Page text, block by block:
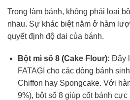
Trong làm bánh, không phải loại
nhau. Sự khác biệt nằm ở hàm
quyết định độ dai của bánh.
Bột mì số 8 (Cake Flour): Đây
FATAGI cho các dòng bánh
Chiffon hay Spongcake. Với
9%), bột số 8 giúp cốt bánh